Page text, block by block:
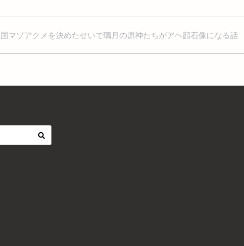
マゾアクメを決めたせいで璃月の原神たちがアヘ顔石像になる話